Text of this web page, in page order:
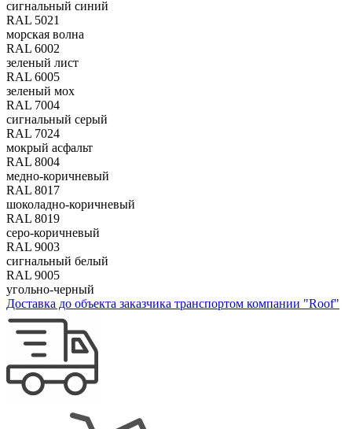
сигнальный синий
RAL 5021
морская волна
RAL 6002
зеленый лист
RAL 6005
зеленый мох
RAL 7004
сигнальный серый
RAL 7024
мокрый асфальт
RAL 8004
медно-коричневый
RAL 8017
шоколадно-коричневый
RAL 8019
серо-коричневый
RAL 9003
сигнальный белый
RAL 9005
угольно-черный
Доставка до объекта заказчика транспортом компании "Roof"